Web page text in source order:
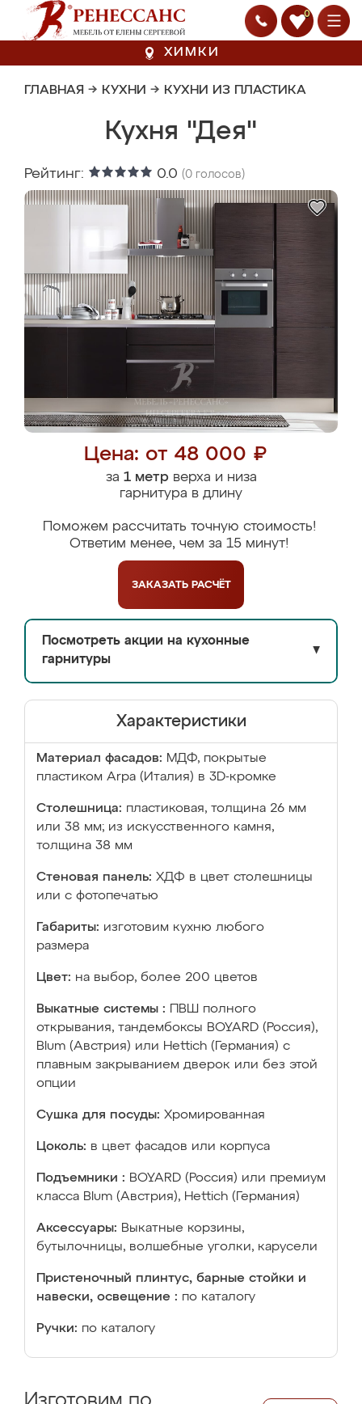
0
ХИМКИ
ГЛАВНАЯ → КУХНИ → КУХНИ ИЗ ПЛАСТИКА
Кухня "Дея"
Рейтинг: 0.0 (0 голосов)
Цена: от 48 000 ₽
за 1 метрверха и низа
гарнитура в длину
Поможем рассчитать точную стоимость!
Ответим менее, чем за 15 минут!
ЗАКАЗАТЬ РАСЧЁТ
Посмотреть акции на кухонные
гарнитуры
▼
Характеристики
Материал фасадов: МДФ, покрытые
пластиком Arpa (Италия) в 3D-кромке
Столешница: пластиковая, толщина 26 мм
или 38 мм; из искусственного камня,
толщина 38 мм
Стеновая панель: ХДФ в цвет столешницы
или с фотопечатью
Габариты: изготовим кухню любого
размера
Цвет: на выбор, более 200 цветов
Выкатные системы :
ПВШ полного
открывания, тандембоксы BOYARD (Россия),
Blum (Австрия) или Hettich (Германия) с
плавным закрыванием дверок или без этой
опции
Сушка для посуды: Хромированная
Цоколь: в цвет фасадов или корпуса
Подъемники : BOYARD (Россия) или премиум
класса Blum (Австрия), Hettich (Германия)
Аксессуары: Выкатные корзины,
бутылочницы, волшебные уголки, карусели
Пристеночный плинтус, барные стойки и
навески, освещение : по каталогу
Ручки: по каталогу